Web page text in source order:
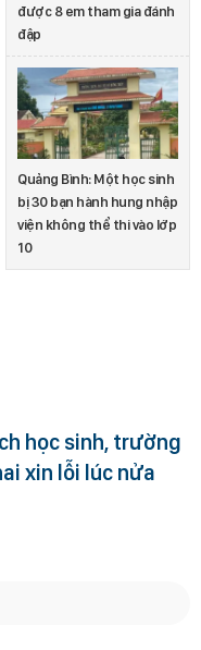
được 8 em tham gia đánh
đập
Quảng Bình: Một học sinh
bị 30 bạn hành hung nhập
viện không thể thi vào lớp
10
học sinh, trường
xin lỗi lúc nửa